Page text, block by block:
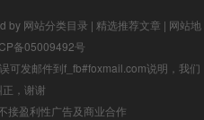
by 网站分类目录 | 精选推荐文章 | 网站地
备05009492号
可发邮件到f_fb#foxmail.com说明，我们
，谢谢
接盈利性广告及商业合作